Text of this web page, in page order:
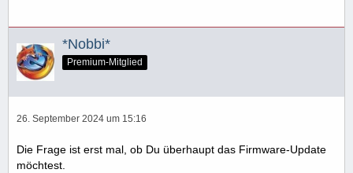
*Nobbi*
Premium-Mitglied
26. September 2024 um 15:16
Die Frage ist erst mal, ob Du überhaupt das Firmware-Update
möchtest.